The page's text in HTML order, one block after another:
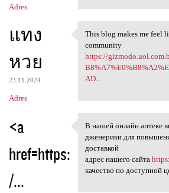
Adres
แทง
หวย
23.11.2024
Adres
This blog makes me
This blog makes me feel
community
https://
AD...
<a
href=https:
/...
В нашей онлайн
В нашей онлайн аптеке
дженерики для
доставкой
адрес нашего сайта
качество по доступной